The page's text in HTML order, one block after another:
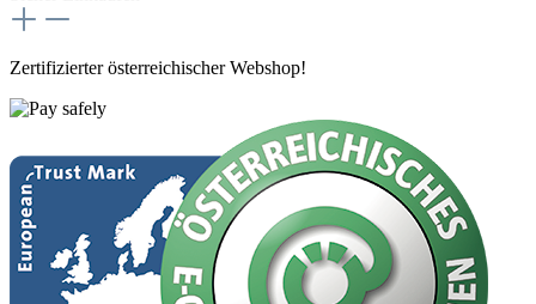
Zertifizierter österreichischer Webshop!